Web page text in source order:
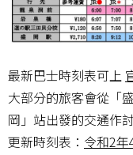
最新巴士時刻表可上
大部分的旅客會從「
岡」站出發的交通作
更新時刻表： 令和2